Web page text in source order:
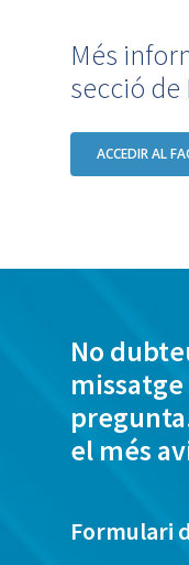
Més
secció de
ACCEDIR AL
No
el més
Formulari